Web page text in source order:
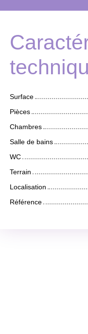
Surface
Pièces
Chambres
Salle de bains
WC
Terrain
Localisation
Référence